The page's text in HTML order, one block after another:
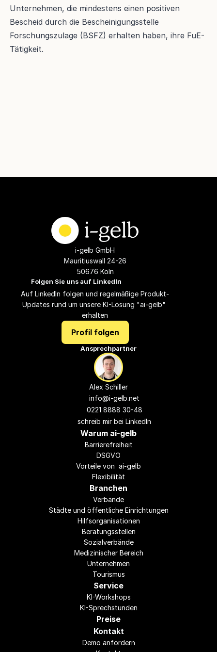
Unternehmen, die mindestens einen positiven
Bescheid durch die Bescheinigungsstelle
Forschungszulage (BSFZ) erhalten haben, ihre FuE-
Tätigkeit.
i-gelb GmbH
Mauritiuswall 24-26
50676 Köln
Folgen Sie uns auf LinkedIn
Auf LinkedIn folgen und regelmäßige Produkt-
Updates rund um unsere KI-Lösung "ai-gelb"
erhalten
Profil folgen
Ansprechpartner
Alex Schiller
info@i-gelb.net
0221 8888 30-48
schreib mir bei LinkedIn
Warum ai-gelb
Barrierefreiheit
DSGVO
Vorteile von  ai-gelb
Flexibilität
Branchen
Verbände
Städte und öffentliche Einrichtungen
Hilfsorganisationen
Beratungsstellen
Sozialverbände
Medizinischer Bereich
Unternehmen
Tourismus
Service
KI-Workshops
KI-Sprechstunden
Preise
Kontakt
Demo anfordern